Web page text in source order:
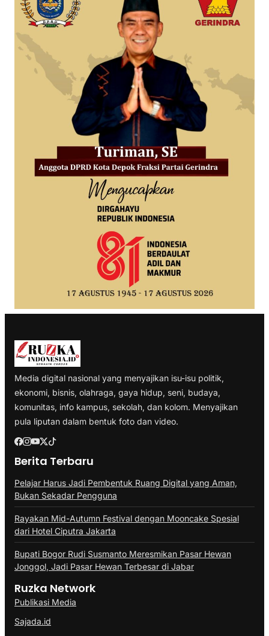
Media digital nasional yang menyajikan isu-isu politik,
ekonomi, bisnis, olahraga, gaya hidup, seni, budaya,
komunitas, info kampus, sekolah, dan kolom. Menyajikan
pula liputan dalam bentuk foto dan video.
Berita Terbaru
Pelajar Harus Jadi Pembentuk Ruang Digital yang Aman,
Bukan Sekadar Pengguna
Rayakan Mid-Autumn Festival dengan Mooncake Spesial
dari Hotel Ciputra Jakarta
Bupati Bogor Rudi Susmanto Meresmikan Pasar Hewan
Jonggol, Jadi Pasar Hewan Terbesar di Jabar
Ruzka Network
Publikasi Media
Sajada.id